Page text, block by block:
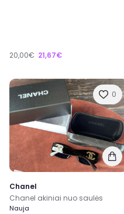
20,00€ 21,67€
0
Chanel
Chanel akiniai nuo saulės
Nauja